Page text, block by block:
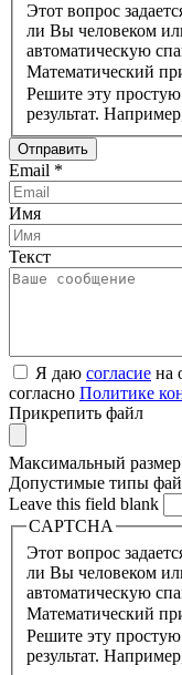
Этот вопрос
ли Вы человеком
автоматическую
Математический
Решите эту
результат.
Email *
Имя
Текст
Я даю согласие на
согласно Политике
Прикрепить файл
Максимальный
Допустимые типы
Leave this field blank
CAPTCHA
Этот вопрос
ли Вы человеком
автоматическую
Математический
Решите эту
результат.